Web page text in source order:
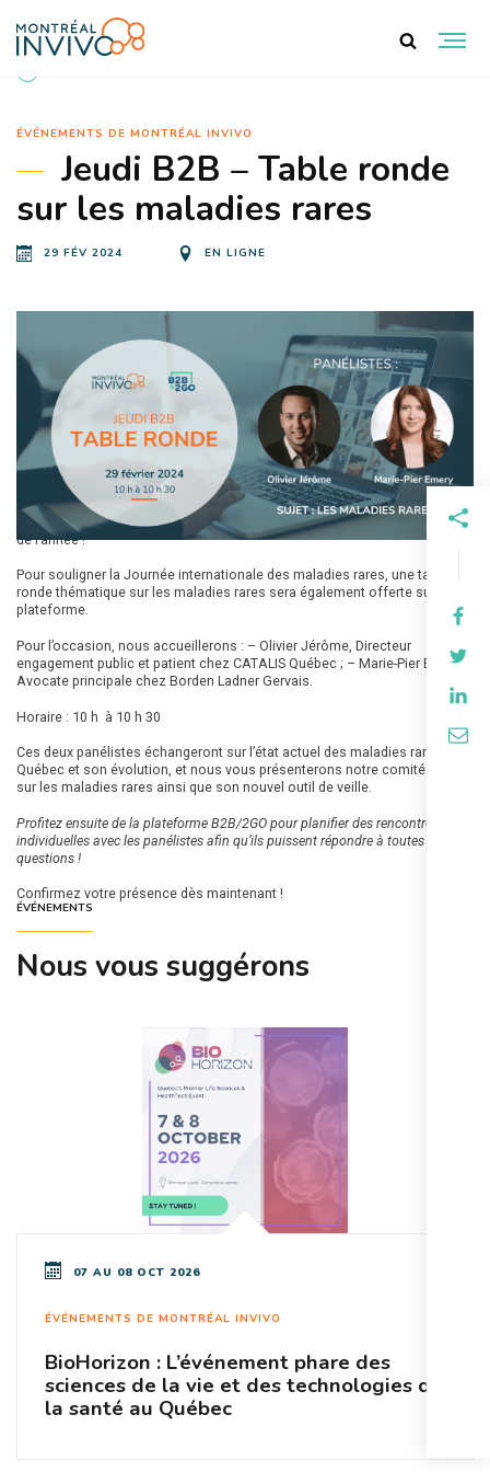
ÉVÉNEMENTS DE MONTRÉAL INVIVO
Jeudi B2B – Table ronde
sur les maladies rares
29 FÉV 2024 EN LIGNE
Le 29 février prochain, planifiez vos rencontres pour le premier Jeudi B2B
de l’année !
Pour souligner la Journée internationale des maladies rares, une table
ronde thématique sur les maladies rares sera également offerte sur la
plateforme.
Pour l’occasion, nous accueillerons : – Olivier Jérôme, Directeur
engagement public et patient chez CATALIS Québec ; – Marie-Pier Emery,
Avocate principale chez Borden Ladner Gervais.
Horaire : 10 h à 10 h 30
Ces deux panélistes échangeront sur l’état actuel des maladies rares au
Québec et son évolution, et nous vous présenterons notre comité projet
sur les maladies rares ainsi que son nouvel outil de veille.
Profitez ensuite de la plateforme B2B/2GO pour planifier des rencontres
individuelles avec les panélistes afin qu’ils puissent répondre à toutes vos
questions !
Confirmez votre présence dès maintenant !
ÉVÉNEMENTS
Nous vous suggérons
07 AU 08 OCT 2026
ÉVÉNEMENTS DE MONTRÉAL INVIVO
BioHorizon : L’événement phare des
sciences de la vie et des technologies de
la santé au Québec